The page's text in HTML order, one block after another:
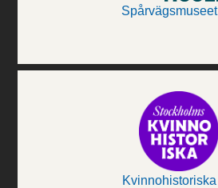
Spårvägsmuseet
Kvinnohistoriska